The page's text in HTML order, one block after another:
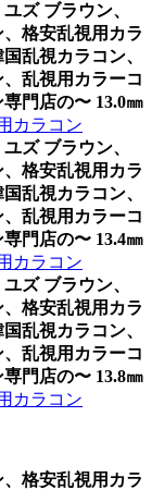
ズ ブラウン、
格安乱視用カラ
乱視カラコン、
乱視用カラーコ
門店の〜 13.0㎜
カラコン
ズ ブラウン、
格安乱視用カラ
乱視カラコン、
乱視用カラーコ
門店の〜 13.4㎜
カラコン
ズ ブラウン、
格安乱視用カラ
乱視カラコン、
乱視用カラーコ
門店の〜 13.8㎜
カラコン
格安乱視用カラ